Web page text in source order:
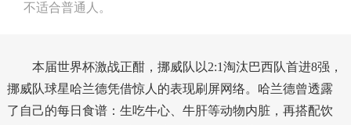
不适合普通人。
本届世界杯激战正酣，挪威队以2:1淘汰巴西队首进8强，
挪威队球星哈兰德凭借惊人的表现刷屏网络。 哈兰德曾透露
了自己的每日食谱：生吃牛心、牛肝等动物内脏，再搭配饮